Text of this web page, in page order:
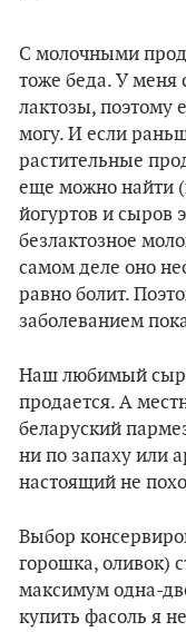
С молочными
тоже беда. У меня
лактозы, поэтому
могу. И если
растительные
еще можно найти
йогуртов и сыров
безлактозное
самом деле оно
равно болит.
заболеванием
Наш любимый сыр
продается. А
беларуский
ни по запаху или
настоящий не
Выбор
горошка, оливок)
максимум одна-
купить фасоль я